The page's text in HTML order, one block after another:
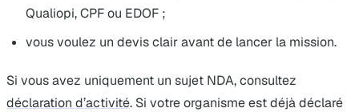
Qualiopi, CPF ou EDOF ;
vous voulez un devis clair avant de lancer la mission.
Si vous avez uniquement un sujet NDA, consultez
déclaration d’activité. Si votre organisme est déjà déclaré